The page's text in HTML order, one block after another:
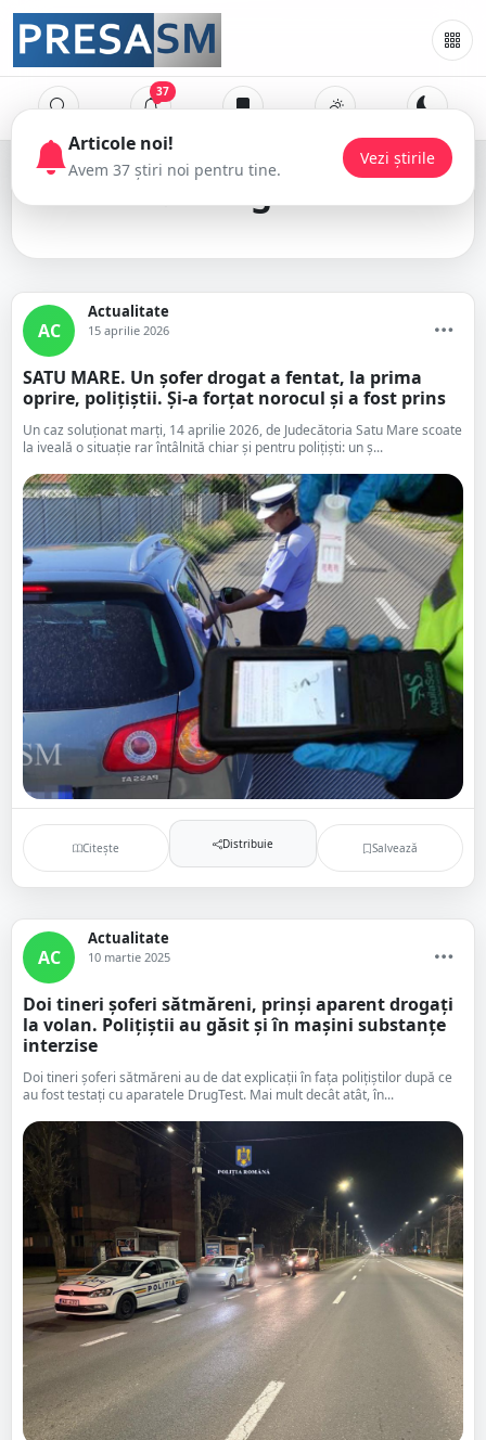
37
drugtest
AC
Actualitate
15 aprilie 2026
SATU MARE. Un șofer drogat a fentat, la prima
oprire, polițiștii. Și-a forțat norocul și a fost prins
Un caz soluționat marți, 14 aprilie 2026, de Judecătoria Satu Mare scoate
la iveală o situație rar întâlnită chiar și pentru polițiști: un ș...
Citește Distribuie Salvează
AC
Actualitate
10 martie 2025
Doi tineri șoferi sătmăreni, prinși aparent drogați
la volan. Polițiștii au găsit și în mașini substanțe
interzise
Doi tineri șoferi sătmăreni au de dat explicații în fața polițiștilor după ce
au fost testați cu aparatele DrugTest. Mai mult decât atât, în...